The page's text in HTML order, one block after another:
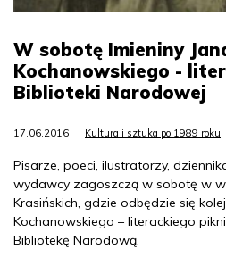
W sobotę Imieniny
Kochanowskiego -
Biblioteki Narodowej
17.06.2016 Kultura i sztuka po 1989 roku
Pisarze, poeci, ilustratorzy,
wydawcy zagoszczą w sobotę w
Krasińskich, gdzie odbędzie się
Kochanowskiego – literackiego
Bibliotekę Narodową.